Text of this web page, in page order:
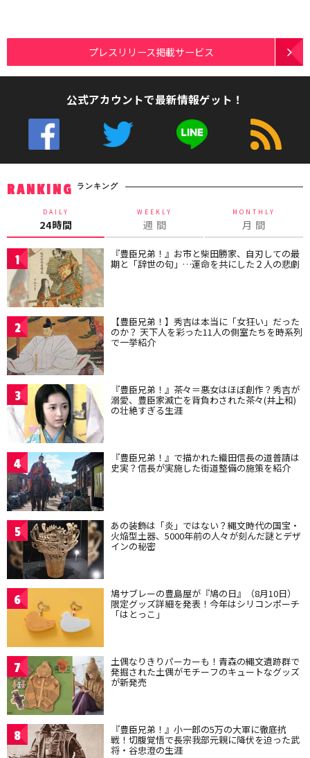
プレスリリース掲載サービス
公式アカウントで最新情報ゲット！
RANKING ランキング
DAILY
24時間
WEEKLY
週 間
MONTHLY
月 間
1 『豊臣兄弟！』お市と柴田勝家、自刃しての最
期と「辞世の句」…運命を共にした２人の悲劇
2 【豊臣兄弟！】秀吉は本当に「女狂い」だった
のか？ 天下人を彩った11人の側室たちを時系列
で一挙紹介
3 『豊臣兄弟！』茶々＝悪女はほぼ創作？秀吉が
溺愛、豊臣家滅亡を背負わされた茶々(井上和)
の壮絶すぎる生涯
4 『豊臣兄弟！』で描かれた織田信長の道普請は
史実？信長が実施した街道整備の施策を紹介
5 あの装飾は「炎」ではない？縄文時代の国宝・
火焔型土器、5000年前の人々が刻んだ謎とデザ
インの秘密
6 鳩サブレーの豊島屋が『鳩の日』（8月10日）
限定グッズ詳細を発表！今年はシリコンポーチ
「はとっこ」
7 土偶なりきりパーカーも！青森の縄文遺跡群で
発掘された土偶がモチーフのキュートなグッズ
が新発売
8 『豊臣兄弟！』小一郎の5万の大軍に徹底抗
戦！切腹覚悟で長宗我部元親に降伏を迫った武
将・谷忠澄の生涯